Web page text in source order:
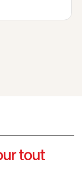
tout